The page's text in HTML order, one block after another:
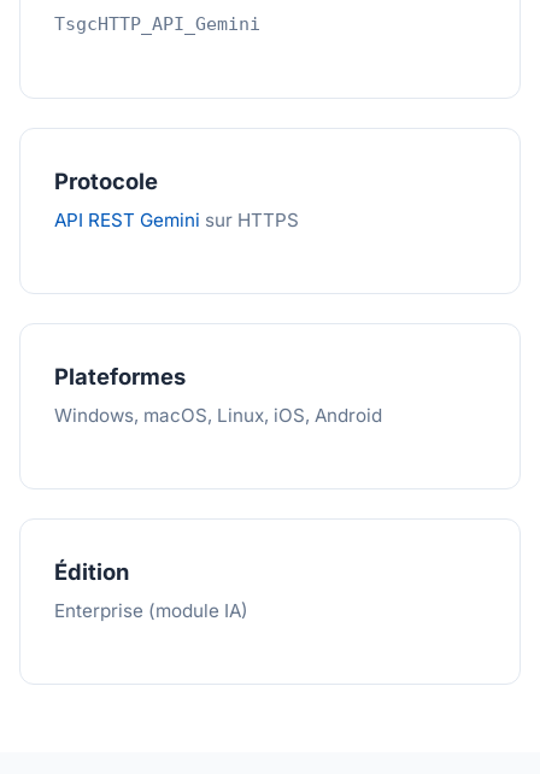
TsgcHTTP_API_Gemini
Protocole
API REST Gemini sur HTTPS
Plateformes
Windows, macOS, Linux, iOS, Android
Édition
Enterprise (module IA)